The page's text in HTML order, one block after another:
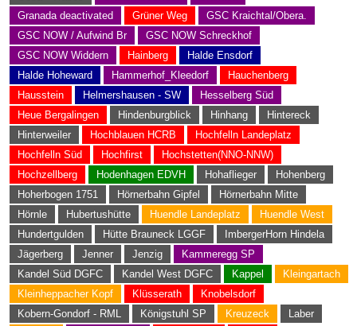
Granada deactivated
Grüner Weg
GSC Kraichtal/Obera.
GSC NOW / Aufwind Br
GSC NOW Schreckhof
GSC NOW Widdern
Hainberg
Halde Ensdorf
Halde Hoheward
Hammerhof_Kleedorf
Hauchenberg
Hausstein
Helmershausen - SW
Hesselberg Süd
Heue Bergalingen
Hindenburgblick Hinhang
Hintereck
Hinterweiler
Hochblauen HCRB
Hochfelln Landeplatz
Hochfelln Süd
Hochfirst
Hochstetten(NNO-NNW)
Hochzellberg
Hodenhagen EDVH Hohaflieger
Hohenberg
Hoherbogen 1751
Hörnerbahn Gipfel
Hörnerbahn Mitte
Hörnle
Hubertushütte Huendle Landeplatz
Huendle West
Hundertgulden
Hütte Brauneck LGGF
ImbergerHorn Hindela
Jägerberg
Jenner Jenzig
Kammeregg SP
Kandel Süd DGFC
Kandel West DGFC Kappel
Kleingartach
Kleinheppacher Kopf
Klüsserath
Knobelsdorf
Kobern-Gondorf - RML
Königstuhl SP Kreuzeck
Laber